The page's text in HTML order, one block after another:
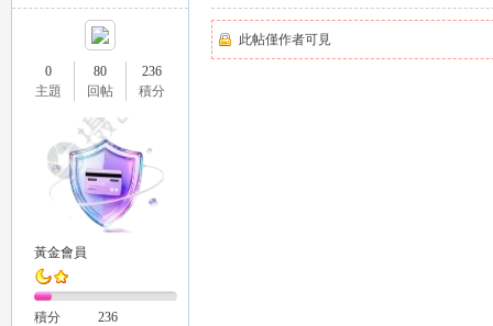
0
主題
80
回帖
236
積分
黃金會員
積分 236
此帖僅作者可見